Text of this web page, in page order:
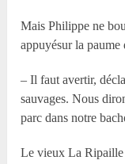
Mais Philippe ne
appuyésur la
– Il faut avertir,
sauvages. Nous
parc dans notre
Le vieux La Ripaille